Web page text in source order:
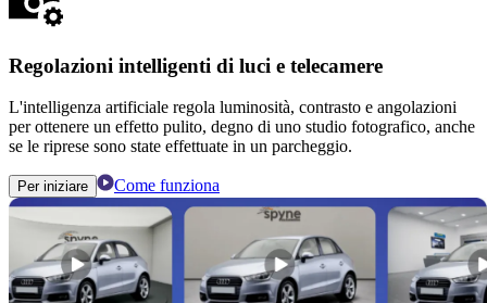
Regolazioni intelligenti di luci e telecamere
L'intelligenza artificiale regola luminosità, contrasto e angolazioni
per ottenere un effetto pulito, degno di uno studio fotografico, anche
se le riprese sono state effettuate in un parcheggio.
Per iniziare Come funziona